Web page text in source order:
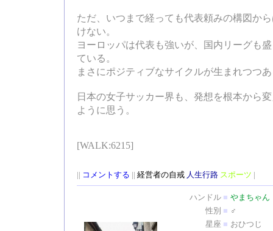
ただ、いつまで経っても代表頼みの構図か
けない。
ヨーロッパは代表も強いが、国内リーグも
ている。
まさにポジティブなサイクルが生まれつつ
日本の女子サッカー界も、発想を根本から
ように思う。
[WALK:6215]
|| コメントする || 経営者の自戒 人生行路 スポーツ |
ハンドル ■ やまちゃん
性別 ■ ♂
星座 ■ おひつじ